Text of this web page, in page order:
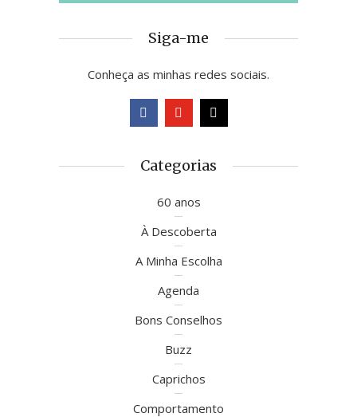
Siga-me
Conheça as minhas redes sociais.
Categorias
60 anos
À Descoberta
A Minha Escolha
Agenda
Bons Conselhos
Buzz
Caprichos
Comportamento